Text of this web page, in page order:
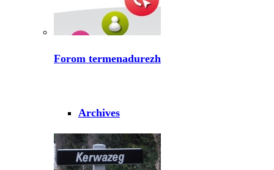
Forom termenadurezh
Archives